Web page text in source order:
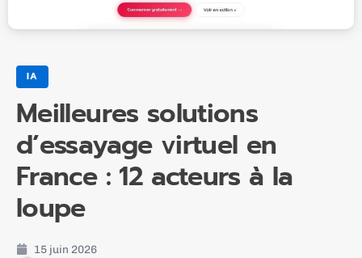
IA
Meilleures solutions
d’essayage virtuel en
France : 12 acteurs à la
loupe
15 juin 2026